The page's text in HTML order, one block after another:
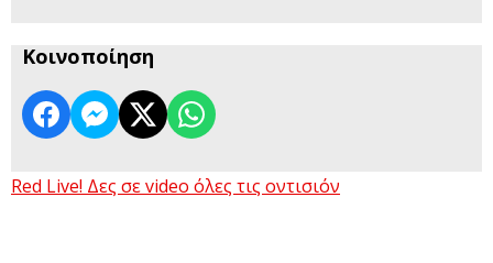
Κοινοποίηση
Red Live! Δες σε video όλες τις οντισιόν